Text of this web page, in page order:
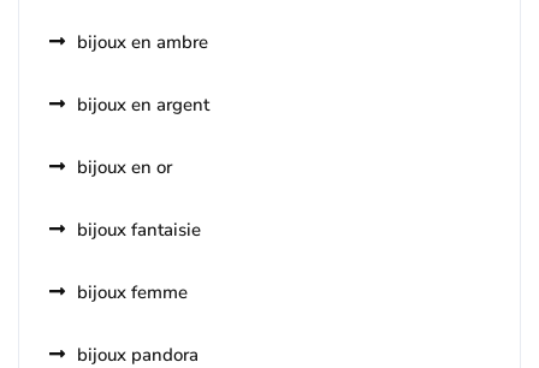
bijoux en ambre
bijoux en argent
bijoux en or
bijoux fantaisie
bijoux femme
bijoux pandora